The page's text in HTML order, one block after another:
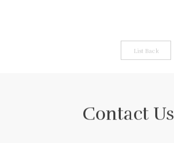
List Back
Contact Us